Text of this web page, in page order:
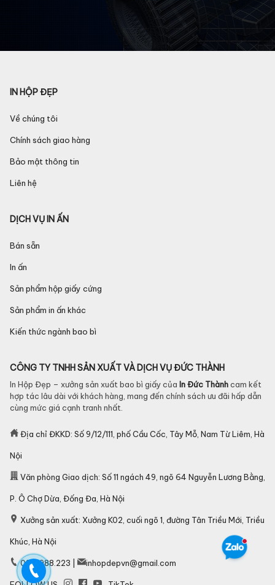
IN HỘP ĐẸP
Về chúng tôi
Chính sách giao hàng
Bảo mật thông tin
Liên hệ
DỊCH VỤ IN ẤN
Bán sẵn
In ấn
Sản phẩm hộp giấy cứng
Sản phẩm in ấn khác
Kiến thức ngành bao bì
CÔNG TY TNHH SẢN XUẤT VÀ DỊCH VỤ ĐỨC THÀNH
In Hộp Đẹp – xưởng sản xuất bao bì giấy của In Đức Thànhcam kết
hợp tác lâu dài với khách hàng, mang đến chính sách ưu đãi hấp dẫn
cùng mức giá cạnh tranh nhất.
Địa chỉ ĐKKD: Số 9/12/111, phố Cầu Cốc, Tây Mỗ, Nam Từ Liêm, Hà
Nội
Văn phòng Giao dịch: Số 11 ngách 49, ngõ 64 Nguyễn Lương Bằng,
P. Ô Chợ Dừa, Đống Đa, Hà Nội
Xưởng sản xuất: Xưởng K02, cuối ngõ 1, đường Tân Triều Mới, Triều
Khúc, Hà Nội
097.1988.223 | inhopdepvn@gmail.com